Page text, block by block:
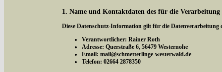
1. Name und Kontaktdaten des für die
Diese Datenschutz-Information gilt für die Datenverarbeitung
Verantwortlicher: Rainer Roth
Adresse: Querstraße 6, 56479 Westernohe
Email: mail@schmetterlinge-westerwald.de
Telefon: 02664 2878350